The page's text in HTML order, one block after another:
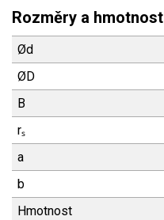
Rozměry a hmotnost
Ød
ØD
B
rₛ
a
b
Hmotnost